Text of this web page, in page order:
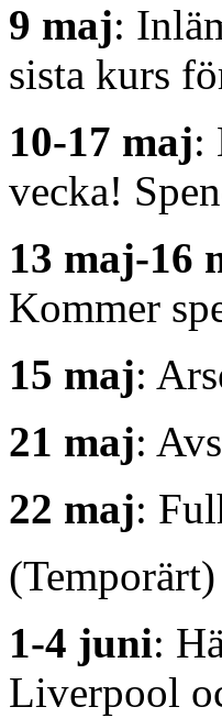
9 maj:
sista kurs
10-17 maj:
vecka!
13 maj-16
Kommer
15 maj:
21 maj:
22 maj:
(Temporärt)
1-4 juni:
Liverpool